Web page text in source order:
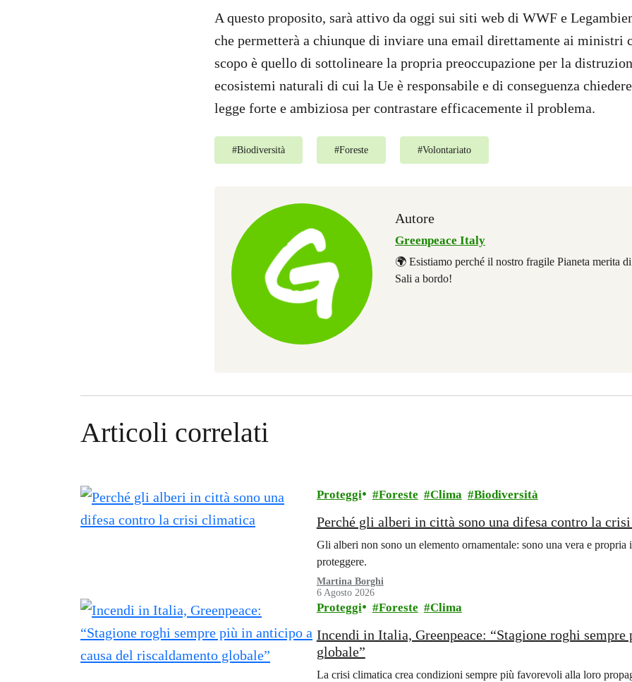
A questo proposito, sarà attivo da oggi sui siti web di WWF e
che permetterà a chiunque di inviare una email direttamente ai ministri
scopo è quello di sottolineare la propria preoccupazione per la
ecosistemi naturali di cui la Ue è responsabile e di conseguenza
legge forte e ambiziosa per contrastare efficacemente il problema.
#Biodiversità #Foreste #Volontariato
Autore
Greenpeace Italy
🌍 Esistiamo perché il nostro fragile Pianeta merita
Sali a bordo!
Articoli correlati
Proteggi Foreste Clima Biodiversità
Perché gli alberi in città sono una difesa contro la
Gli alberi non sono un elemento ornamentale: sono una vera e
proteggere.
Martina Borghi
6 Agosto 2026
Proteggi Foreste Clima
Incendi in Italia, Greenpeace: “Stagione roghi
globale”
La crisi climatica crea condizioni sempre più favorevoli alla loro